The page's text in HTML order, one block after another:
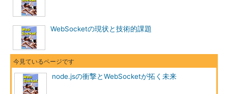
WebSocketの現状と技術的課題
node.jsの衝撃とWebSocketが拓く未来